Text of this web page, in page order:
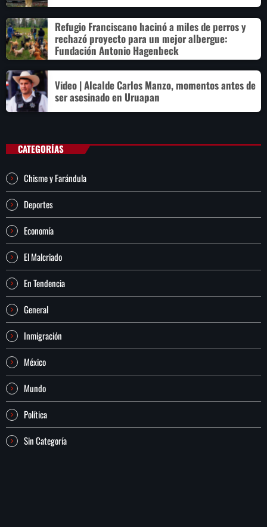
Refugio Franciscano hacinó a miles de perros y
rechazó proyecto para un mejor albergue:
Fundación Antonio Hagenbeck
Video | Alcalde Carlos Manzo, momentos antes de
ser asesinado en Uruapan
CATEGORÍAS
Chisme y Farándula
Deportes
Economía
El Malcriado
En Tendencia
General
Inmigración
México
Mundo
Política
Sin Categoría